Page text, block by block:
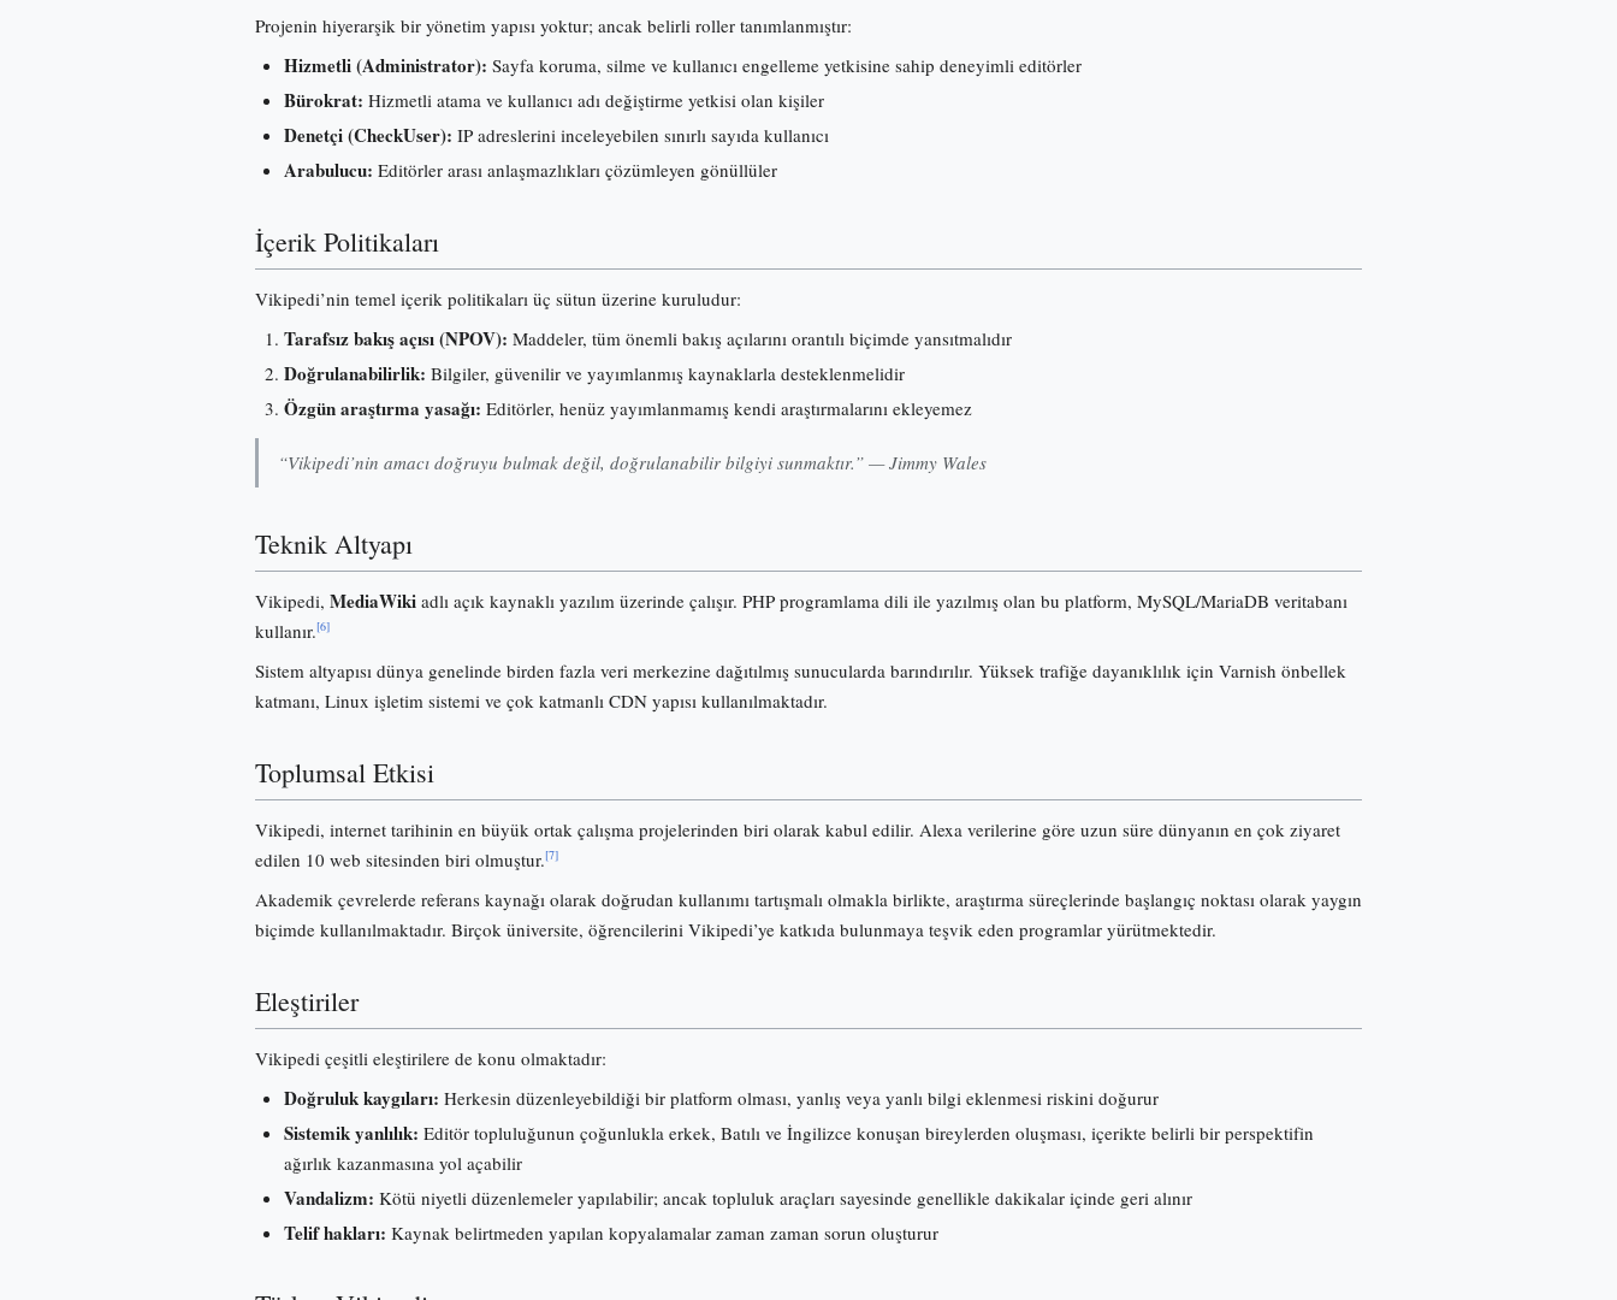
Projenin hiyerarşik bir yönetim yapısı yoktur; ancak belirli roller tanımlanmıştır:
Hizmetli (Administrator): Sayfa koruma, silme ve kullanıcı engelleme yetkisine sahip deneyimli editörler
Bürokrat: Hizmetli atama ve kullanıcı adı değiştirme yetkisi olan kişiler
Denetçi (CheckUser): IP adreslerini inceleyebilen sınırlı sayıda kullanıcı
Arabulucu: Editörler arası anlaşmazlıkları çözümleyen gönüllüler
İçerik Politikaları
Vikipedi’nin temel içerik politikaları üç sütun üzerine kuruludur:
Tarafsız bakış açısı (NPOV): Maddeler, tüm önemli bakış açılarını orantılı biçimde yansıtmalıdır
Doğrulanabilirlik: Bilgiler, güvenilir ve yayımlanmış kaynaklarla desteklenmelidir
Özgün araştırma yasağı: Editörler, henüz yayımlanmamış kendi araştırmalarını ekleyemez
“Vikipedi’nin amacı doğruyu bulmak değil, doğrulanabilir bilgiyi sunmaktır.” — Jimmy Wales
Teknik Altyapı
Vikipedi, MediaWiki adlı açık kaynaklı yazılım üzerinde çalışır. PHP programlama dili ile yazılmış olan bu platform, MySQL/MariaDB veritabanı
kullanır.[6]
Sistem altyapısı dünya genelinde birden fazla veri merkezine dağıtılmış sunucularda barındırılır. Yüksek trafiğe dayanıklılık için Varnish önbellek
katmanı, Linux işletim sistemi ve çok katmanlı CDN yapısı kullanılmaktadır.
Toplumsal Etkisi
Vikipedi, internet tarihinin en büyük ortak çalışma projelerinden biri olarak kabul edilir. Alexa verilerine göre uzun süre dünyanın en çok ziyaret
edilen 10 web sitesinden biri olmuştur.[7]
Akademik çevrelerde referans kaynağı olarak doğrudan kullanımı tartışmalı olmakla birlikte, araştırma süreçlerinde başlangıç noktası olarak yaygın
biçimde kullanılmaktadır. Birçok üniversite, öğrencilerini Vikipedi’ye katkıda bulunmaya teşvik eden programlar yürütmektedir.
Eleştiriler
Vikipedi çeşitli eleştirilere de konu olmaktadır:
Doğruluk kaygıları: Herkesin düzenleyebildiği bir platform olması, yanlış veya yanlı bilgi eklenmesi riskini doğurur
Sistemik yanlılık: Editör topluluğunun çoğunlukla erkek, Batılı ve İngilizce konuşan bireylerden oluşması, içerikte belirli bir perspektifin
ağırlık kazanmasına yol açabilir
Vandalizm: Kötü niyetli düzenlemeler yapılabilir; ancak topluluk araçları sayesinde genellikle dakikalar içinde geri alınır
Telif hakları: Kaynak belirtmeden yapılan kopyalamalar zaman zaman sorun oluşturur